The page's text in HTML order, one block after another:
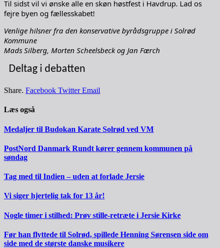
Til sidst vil vi ønske alle en skøn høstfest i Havdrup. Lad os
fejre byen og fællesskabet!
Venlige hilsner fra den konservative byrådsgruppe i Solrød
Kommune
Mads Silberg, Morten Scheelsbeck og Jan Færch
Deltag i debatten
Share. Facebook Twitter Email
Læs også
Medaljer til Budokan Karate Solrød ved VM
PostNord Danmark Rundt kører gennem kommunen på
søndag
Tag med til Indien – uden at forlade Jersie
Vi siger hjertelig tak for 13 år!
Nogle timer i stilhed: Prøv stille-retræte i Jersie Kirke
Før han flyttede til Solrød, spillede Henning Sørensen side om
side med de største danske musikere